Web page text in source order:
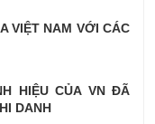
VIỆT NAM VỚI CÁC
HIỆU CỦA VN ĐÃ
DANH